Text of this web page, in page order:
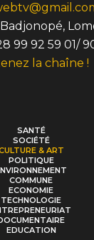
99 92 59 01/
la chaîne !
SANTÉ
SOCIÉTÉ
& ART
POLITIQUE
COMMUNE
ECONOMIE
TECHNOLOGIE
EDUCATION